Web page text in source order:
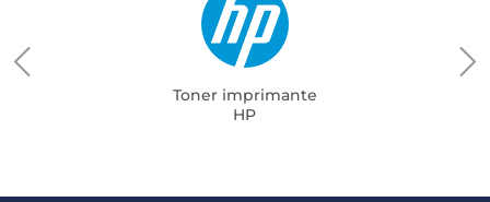
Toner imprimante
HP